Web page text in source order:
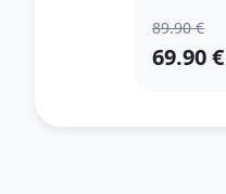
89.90 €
69.90 €